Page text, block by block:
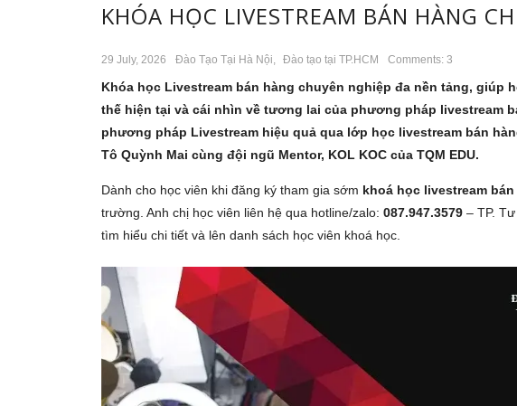
KHÓA HỌC LIVESTREAM BÁN HÀNG
29 July, 2026 Đào Tạo Tại Hà Nội, Đào tạo tại TP.HCM Comments: 3
Khóa học Livestream bán hàng chuyên nghiệp đa nền tảng, giúp
thế hiện tại và cái nhìn về tương lai của phương pháp livestream
phương pháp Livestream hiệu quả qua lớp học livestream bán
Tô Quỳnh Mai cùng đội ngũ Mentor, KOL KOC của TQM EDU.
Dành cho học viên khi đăng ký tham gia sớm khoá học livestream
trường. Anh chị học viên liên hệ qua hotline/zalo: 087.947.3579 – TP.
tìm hiểu chi tiết và lên danh sách học viên khoá học.